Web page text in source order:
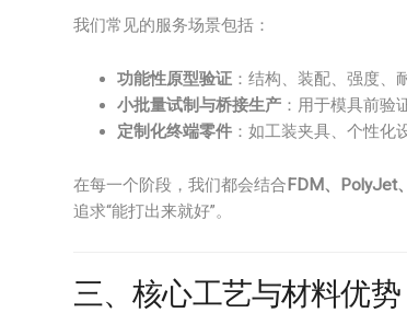
我们常见的服务场景包括：
功能性原型验证 ：结构、装配、强度、
小批量试制与桥接生产 ：用于模具前验
定制化终端零件 ：如工装夹具、个性化
在每一个阶段，我们都会结合FDM、PolyJet
追求“能打出来就好”。
三、核心工艺与材料优势